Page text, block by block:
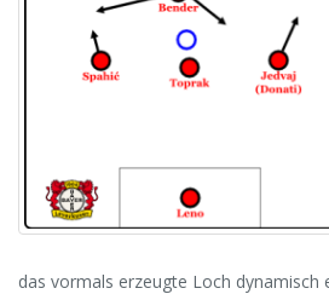
das vormals erzeugte Loch dynamisch